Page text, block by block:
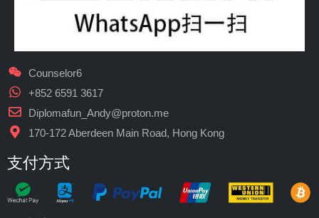
Counselor6
+852 6591 3617
Diplomafun_Andy@proton.me
170-172 Aberdeen Main Road, Hong Kong
支付方式